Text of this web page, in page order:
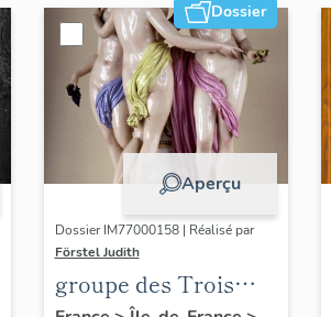
Dossier
Aperçu
Dossier IM77000158 | Réalisé par
Förstel Judith
groupe des Trois